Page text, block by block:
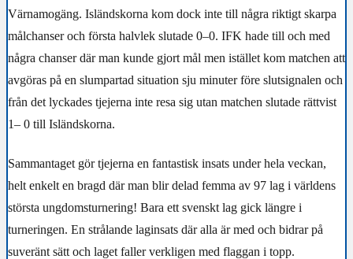
Värnamogäng. Isländskorna kom dock inte till några riktigt skarpa
målchanser och första halvlek slutade 0–0. IFK hade till och med
några chanser där man kunde gjort mål men istället kom matchen att
avgöras på en slumpartad situation sju minuter före slutsignalen och
från det lyckades tjejerna inte resa sig utan matchen slutade rättvist
1– 0 till Isländskorna.
Sammantaget gör tjejerna en fantastisk insats under hela veckan,
helt enkelt en bragd där man blir delad femma av 97 lag i världens
största ungdomsturnering! Bara ett svenskt lag gick längre i
turneringen. En strålande laginsats där alla är med och bidrar på
suveränt sätt och laget faller verkligen med flaggan i topp.